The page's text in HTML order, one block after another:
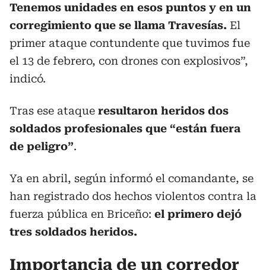
Tenemos unidades en esos puntos y en un
corregimiento que se llama Travesías. El
primer ataque contundente que tuvimos fue
el 13 de febrero, con drones con explosivos”,
indicó.
Tras ese ataque resultaron heridos dos
soldados profesionales que “están fuera
de peligro”.
Ya en abril, según informó el comandante, se
han registrado dos hechos violentos contra la
fuerza pública en Briceño: el primero dejó
tres soldados heridos.
Importancia de un corredor